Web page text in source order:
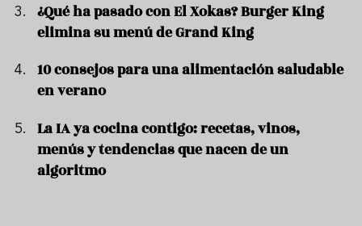
¿Qué ha pasado con El Xokas? Burger King
elimina su menú de Grand King
10 consejos para una alimentación saludable
en verano
La IA ya cocina contigo: recetas, vinos,
menús y tendencias que nacen de un
algoritmo